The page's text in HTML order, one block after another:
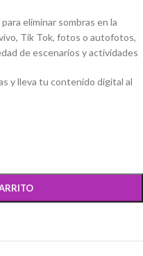
eliminar sombras en la
Tik Tok, fotos o autofotos,
de escenarios y actividades
y lleva tu contenido digital al